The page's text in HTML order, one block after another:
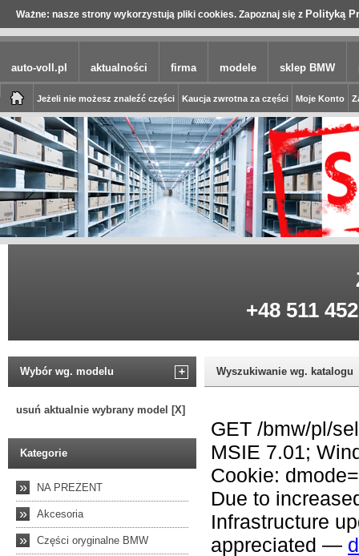
Ważne: nasze strony wykorzystują pliki cookies. Zapoznaj się z Polityką
auto-voll.pl aktualności firma modele sklep BMW
Jeżeli nie możesz znaleźć części Kaucja zwrotna za części Moje Konto
+48 511
Wybór wg. modelu +
usuń aktualnie wybrany model [X]
Kategorie
» NA PREZENT
» Akcesoria
» Części oryginalne BMW
Wyszukiwanie wg. katalogu